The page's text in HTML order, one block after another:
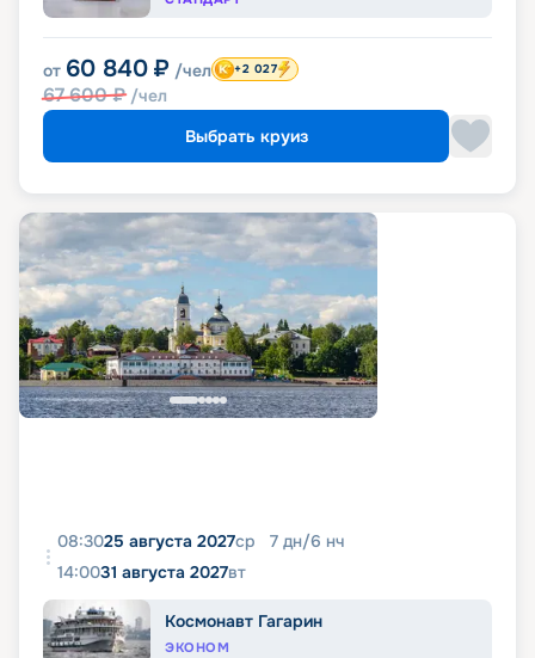
от 60 840 ₽ /чел
67 600₽ /чел
+2 027
Выбрать круиз
08:3025 августа 2027ср 7 дн/6 нч
14:0031 августа 2027вт
Космонавт Гагарин
ЭКОНОМ